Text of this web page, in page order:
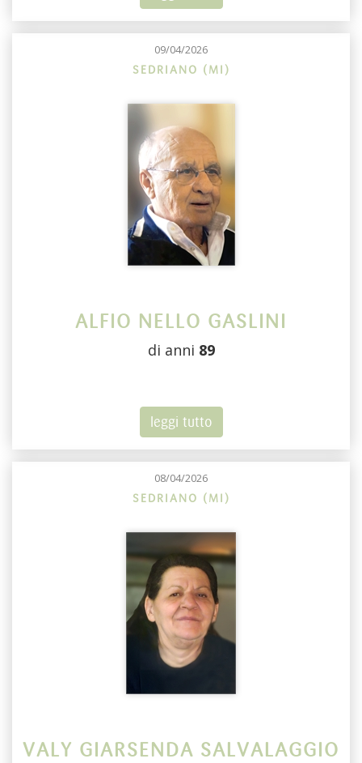
09/04/2026
SEDRIANO (MI)
ALFIO NELLO GASLINI
di anni 89
leggi tutto
08/04/2026
SEDRIANO (MI)
VALY GIARSENDA SALVALAGGIO